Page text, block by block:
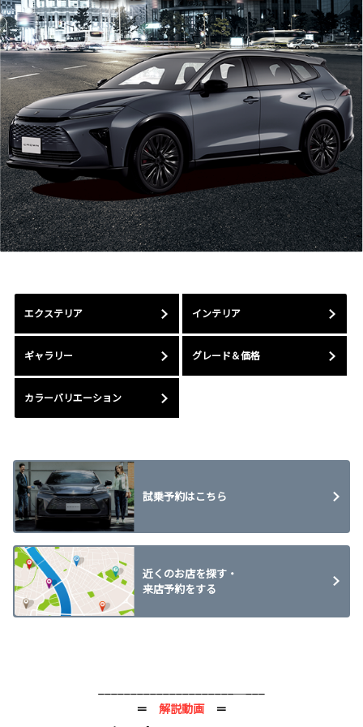
エクステリア インテリア
ギャラリー グレード＆価格
カラーバリエーション
試乗予約はこちら
近くのお店を探す・
来店予約をする
＝ 解説動画＝